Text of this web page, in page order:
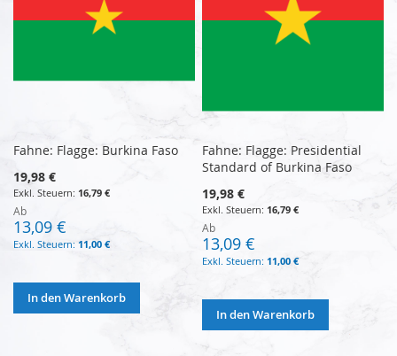
Fahne: Flagge: Burkina Faso
19,98 €
16,79 €
Ab
13,09 €
11,00 €
In den Warenkorb
Fahne: Flagge: Presidential
Standard of Burkina Faso
19,98 €
16,79 €
Ab
13,09 €
11,00 €
In den Warenkorb